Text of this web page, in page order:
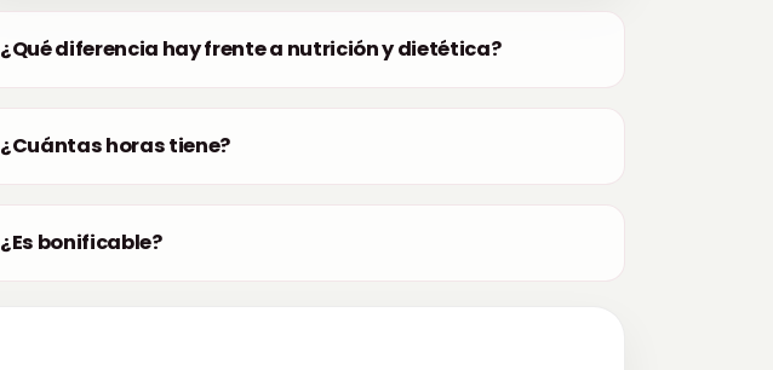
¿Qué diferencia hay frente a nutrición y dietética?
¿Cuántas horas tiene?
¿Es bonificable?